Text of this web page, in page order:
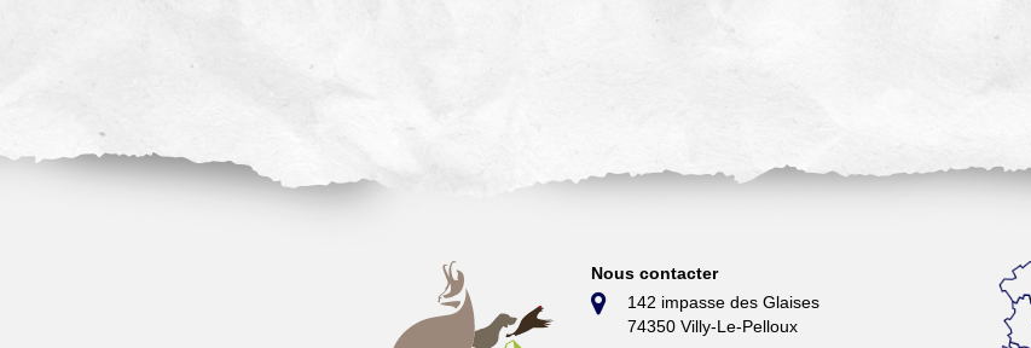
Nous contacter
142 impasse des Glaises
74350 Villy-Le-Pelloux